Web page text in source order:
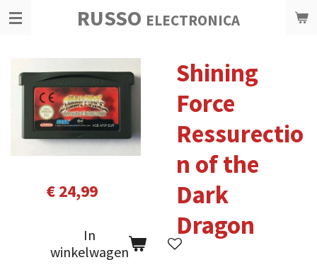
Ga
hoofdinhoud
RUSSO ELECTRONICA
Shining
Force
Ressurectio
n of the
Dark
Dragon
€ 24,99
In
winkelwagen